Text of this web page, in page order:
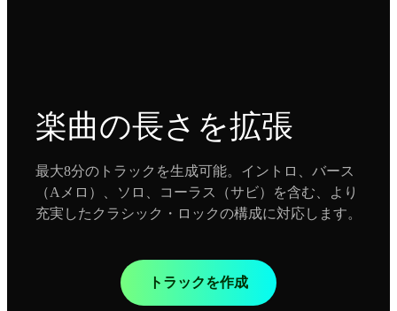
楽曲の長さを拡張
最大8分のトラックを生成可能。イントロ、バース
（Aメロ）、ソロ、コーラス（サビ）を含む、より
充実したクラシック・ロックの構成に対応します。
トラックを作成